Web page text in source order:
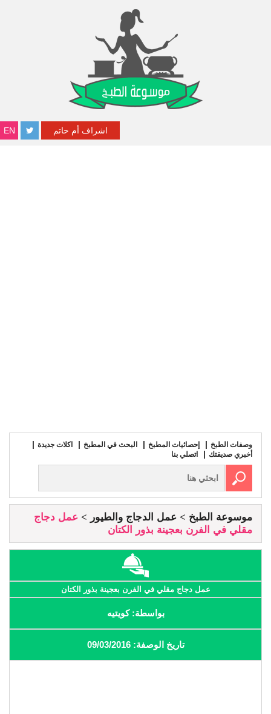
EN اشراف أم حاتم
وصفات الطبخ إحصائيات المطبخ البحث في المطبخ
اكلات جديدة
أخبري صديقتك
اتصلي بنا
موسوعة الطبخ عمل الدجاج والطيور
عمل دجاج
مقلي في الفرن بعجينة بذور الكتان
عمل دجاج مقلي في الفرن بعجينة بذور الكتان
بواسطة: كويتيه
تاريخ الوصفة: 09/03/2016